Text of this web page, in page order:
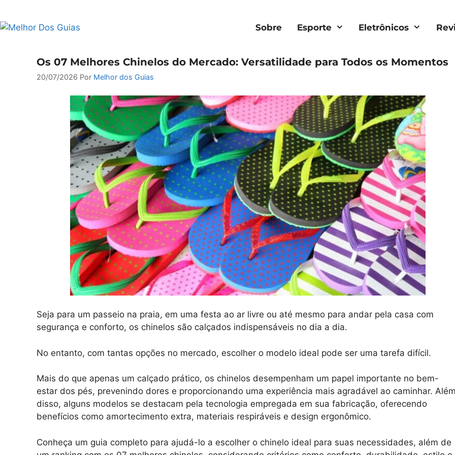
o
Sobre Esporte Eletrônicos
Os 07 Melhores Chinelos do Mercado: Versatilidade para Todos os Momentos
20/07/2026 Por Melhor dos Guias
Seja para um passeio na praia, em uma festa ao ar livre ou até mesmo para andar pela casa com
segurança e conforto, os chinelos são calçados indispensáveis no dia a dia.
No entanto, com tantas opções no mercado, escolher o modelo ideal pode ser uma tarefa difícil.
Mais do que apenas um calçado prático, os chinelos desempenham um papel importante no bem-
estar dos pés, prevenindo dores e proporcionando uma experiência mais agradável ao caminhar.
disso, alguns modelos se destacam pela tecnologia empregada em sua fabricação, oferecendo
benefícios como amortecimento extra, materiais respiráveis e design ergonômico.
Conheça um guia completo para ajudá-lo a escolher o chinelo ideal para suas necessidades, além de